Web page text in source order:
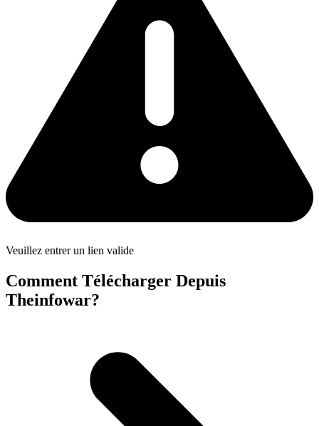
Veuillez entrer un lien valide
Comment Télécharger Depuis
Theinfowar?